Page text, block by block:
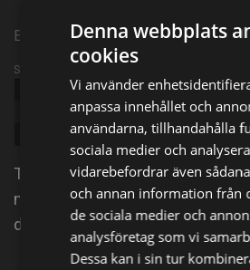
Episode 17
Sändningsinformation
Publicerad:
2026
Joint på parkbänk
Dokumentär
Två personer sitter på en bänk
misstänkt narkotika, ovetandes
dem. I Fittja blir en kvinna
Denna webbplats
cookies
Vi använder
anpassa innehållet och
användarna, tillhandahålla
sociala medier och
vidarebefordrar även
och annan information från
de sociala medier och
analysföretag som vi
Dessa kan i sin tur